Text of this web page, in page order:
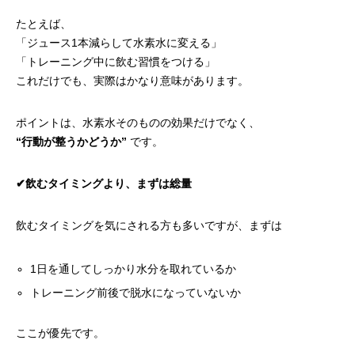
たとえば、
「ジュース1本減らして水素水に変える」
「トレーニング中に飲む習慣をつける」
これだけでも、実際はかなり意味があります。
ポイントは、水素水そのものの効果だけでなく、
“行動が整うかどうか” です。
✔︎飲むタイミングより、まずは総量
飲むタイミングを気にされる方も多いですが、まずは
1日を通してしっかり水分を取れているか
トレーニング前後で脱水になっていないか
ここが優先です。